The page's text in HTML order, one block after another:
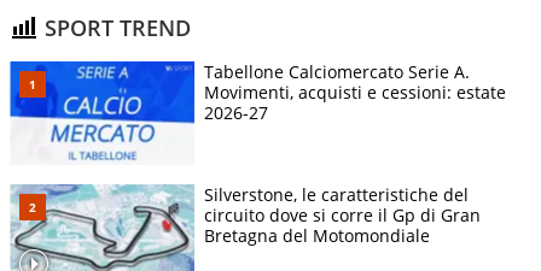
SPORT TREND
Tabellone Calciomercato Serie A.
Movimenti, acquisti e cessioni: estate
2026-27
Silverstone, le caratteristiche del
circuito dove si corre il Gp di Gran
Bretagna del Motomondiale